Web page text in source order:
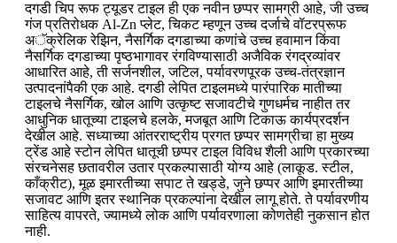
दगडी चिप रूफ ट्यूडर टाइल ही एक नवीन छप्पर सामग्री आहे, जी उच्च
गंज प्रतिरोधक Al-Zn प्लेट, चिकट म्हणून उच्च दर्जाचे वॉटरप्रूफ
अॅक्रेलिक रेझिन, नैसर्गिक दगडाच्या कणांचे उच्च हवामान किंवा
नैसर्गिक दगडाच्या पृष्ठभागावर रंगविण्यासाठी अजैविक रंगद्रव्यांवर
आधारित आहे, ती सर्जनशील, जटिल, पर्यावरणपूरक उच्च-तंत्रज्ञान
उत्पादनांपैकी एक आहे. दगडी लेपित टाइलमध्ये पारंपारिक मातीच्या
टाइलचे नैसर्गिक, खोल आणि उत्कृष्ट सजावटीचे गुणधर्मच नाहीत तर
आधुनिक धातूच्या टाइलचे हलके, मजबूत आणि टिकाऊ कार्यप्रदर्शन
देखील आहे. सध्याच्या आंतरराष्ट्रीय प्रगत छप्पर सामग्रीचा हा मुख्य
ट्रेंड आहे स्टोन लेपित धातूची छप्पर टाइल विविध शैली आणि प्रकारच्या
संरचनेसह छतावरील उतार प्रकल्पासाठी योग्य आहे (लाकूड. स्टील,
काँक्रीट), मूळ इमारतीच्या सपाट ते खड्डे, जुने छप्पर आणि इमारतीच्या
सजावट आणि इतर स्थानिक प्रकल्पांना देखील लागू होते. ते पर्यावरणीय
साहित्य वापरते, ज्यामध्ये लोक आणि पर्यावरणाला कोणतेही नुकसान होत
नाही.